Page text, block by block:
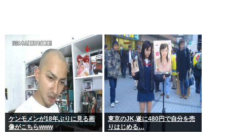
ケンモメンが18年ぶりに見る画
像がこちらwww
東京のJK,遂に480円で自分を売
りはじめる…